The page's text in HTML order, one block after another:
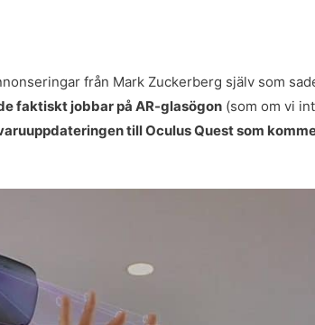
från Mark Zuckerberg själv som
faktiskt jobbar på AR-glasögon (som om vi
till Oculus Quest som